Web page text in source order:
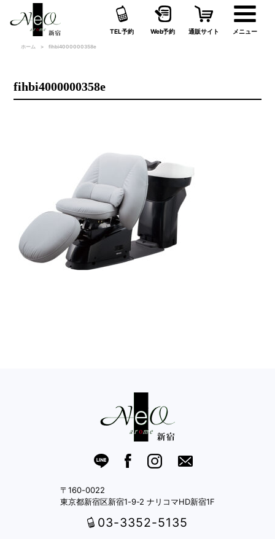
メニュー
通販サイト
Web予約
TEL予約
ホーム fihbi4000000358e
fihbi4000000358e
〒160-0022
東京都新宿区新宿1-9-2 ナリコマHD新宿1F
03-3352-5135